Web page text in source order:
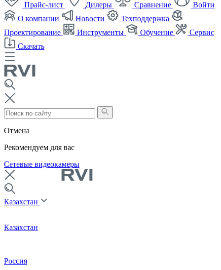
Прайс-лист Дилеры Сравнение
Войти
О компании
Новости
Техподдержка
Проектирование
Инструменты Обучение
Сервис
Скачать
Отмена
Рекомендуем для вас
Сетевые видеокамеры
Казахстан
Казахстан
Россия